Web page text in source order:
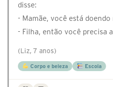
disse:
- Mamãe, você está doendo
- Filha, então você precisa
(Liz, 7 anos)
Corpo e beleza Escola